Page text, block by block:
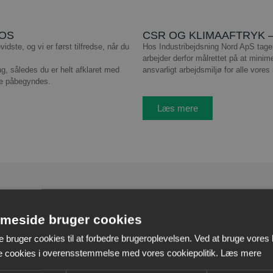
og vi er først tilfredse, når du
således du er helt afklaret med
påbegyndes.
CSR OG KLIMAAFTRYK
Hos Industribejdsning Nord ApS
arbejder derfor målrettet på at
ansvarligt arbejdsmiljø for alle vores
Læs mere
bruger cookies
bruger cookies til at forbedre brugeroplevelsen. Ved at bruge
cookies i overensstemmelse med vores cookiepolitik. Læs mere